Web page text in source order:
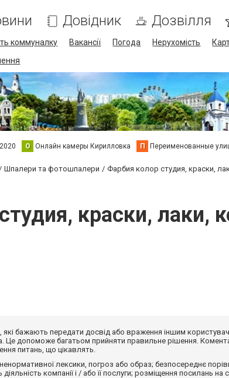
Довідник Дозвілля
коммуналку Вакансії Погода Нерухомість
О Онлайн камеры Кирилловка П Переименованные
Шпалери та фотошпалери Фарбия колор студия, краски,
краски,
які бажають передати досвід або враження іншим
Це допоможе багатьом прийняти правильне рішення.
питань, що цікавлять.
лексики, погроз або образ; безпосереднє
компанії і / або її послуги; розміщення посилань на